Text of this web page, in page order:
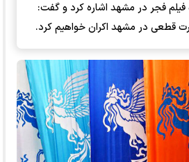
فیلم فجر در مشهد اشاره کرد و گفت: